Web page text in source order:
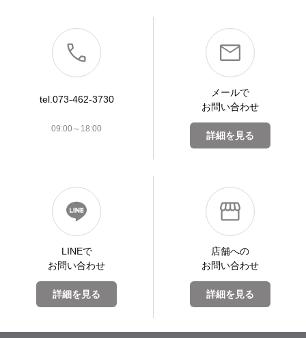
tel.073-462-3730
09:00～18:00
メールで
お問い合わせ
詳細を見る
LINEで
お問い合わせ
詳細を見る
店舗への
お問い合わせ
詳細を見る